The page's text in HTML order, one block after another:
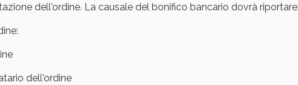
dell'ordine. La causale del bonifico bancario dovrà riportare:
dell'ordine
Anticellulite e Fanghi: Sconto fino al 40% valido